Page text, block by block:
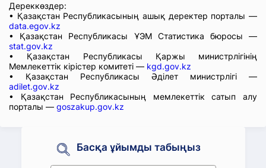
Дереккөздер:
• Қазақстан Республикасының ашық деректер порталы —
data.egov.kz
• Қазақстан Республикасы ҰЭМ Статистика бюросы —
stat.gov.kz
• Қазақстан Республикасы Қаржы министрлігінің
Мемлекеттік кірістер комитеті — kgd.gov.kz
• Қазақстан Республикасы Әділет министрлігі —
adilet.gov.kz
• Қазақстан Республикасының мемлекеттік сатып алу
порталы — goszakup.gov.kz
Басқа ұйымды табыңыз